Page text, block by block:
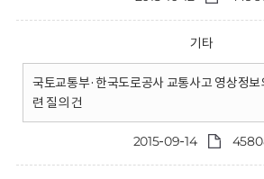
기타
국토교통부·한국도로공사 교통사고 영상정
련 질의 건
2015-09-14